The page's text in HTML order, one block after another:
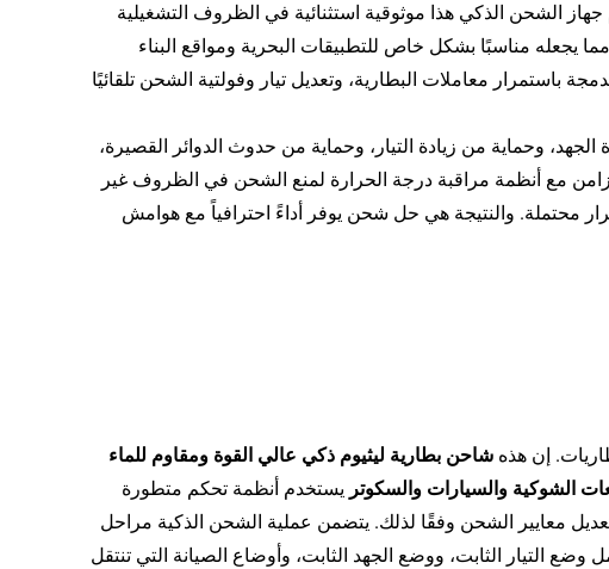
الشحن الذكي هذا موثوقية استثنائية في الظروف التشغيلية
مما يجعله مناسبًا بشكل خاص للتطبيقات البحرية ومواقع البناء
باستمرار معاملات البطارية، وتعديل تيار وفولتية الشحن تلقائيًا
وحماية من زيادة التيار، وحماية من حدوث الدوائر القصيرة،
مع أنظمة مراقبة درجة الحرارة لمنع الشحن في الظروف غير
محتملة. والنتيجة هي حل شحن يوفر أداءً احترافياً مع هوامش
إن هذه شاحن بطارية ليثيوم ذكي عالي القوة ومقاوم للماء
يستخدم أنظمة تحكم متطورة
معايير الشحن وفقًا لذلك. يتضمن عملية الشحن الذكية مراحل
التيار الثابت، ووضع الجهد الثابت، وأوضاع الصيانة التي تنتقل